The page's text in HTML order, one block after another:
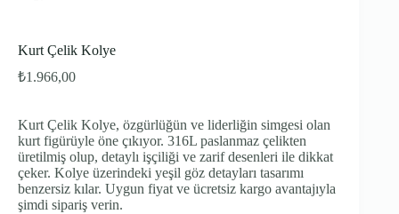
Kurt Çelik Kolye
₺1.966,00
Kurt Çelik Kolye, özgürlüğün ve liderliğin simgesi olan
kurt figürüyle öne çıkıyor. 316L paslanmaz çelikten
üretilmiş olup, detaylı işçiliği ve zarif desenleri ile dikkat
çeker. Kolye üzerindeki yeşil göz detayları tasarımı
benzersiz kılar. Uygun fiyat ve ücretsiz kargo avantajıyla
şimdi sipariş verin.